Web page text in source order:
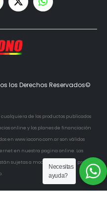
los Derechos Reservados©
cualquiera de los productos publicados
online y los planes de financiación
en www.iacono.com.ar son válidos
en nuestra pagina online. Las
sujetas a modificaciones sin previo
Necesitas
ayuda?